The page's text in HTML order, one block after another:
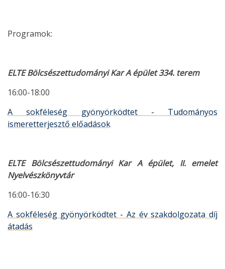
Programok:
ELTE Bölcsészettudományi Kar A épület 334. terem
16:00-18:00
A sokféleség gyönyörködtet - Tudományos
ismeretterjesztő előadások
ELTE Bölcsészettudományi Kar A épület, II. emelet
Nyelvészkönyvtár
16:00-16:30
A sokféleség gyönyörködtet - Az év szakdolgozata díj
átadás